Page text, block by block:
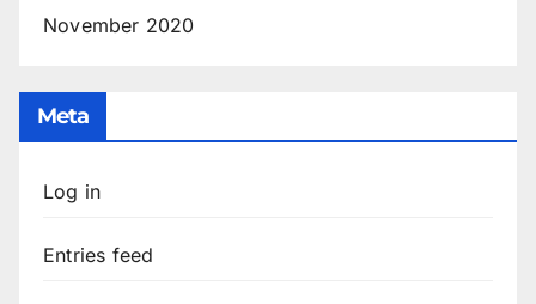
November 2020
Meta
Log in
Entries feed